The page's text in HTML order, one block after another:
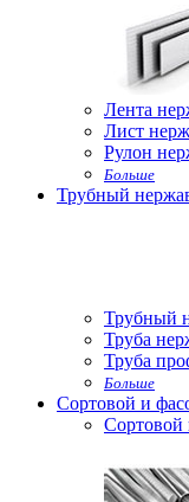
Лента
Лист
Рулон
Больше
Трубный
Трубный
Труба
Труба
Больше
Сортовой и